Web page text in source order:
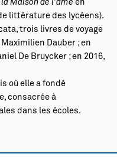
la Maison de l’âme en
littérature des lycéens).
trois livres de voyage
Maximilien Dauber ; en
De Bruycker ; en 2016,
où elle a fondé
consacrée à
dans les écoles.